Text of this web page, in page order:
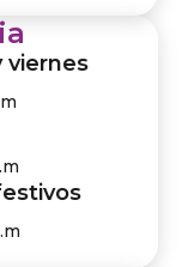
viernes